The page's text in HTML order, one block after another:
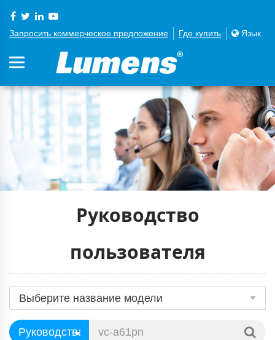
Запросить коммерческое предложение Где купить Язык
Руководство
пользователя